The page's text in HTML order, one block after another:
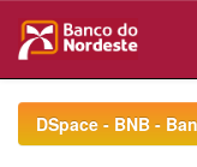
navigationDSpace - BNB -